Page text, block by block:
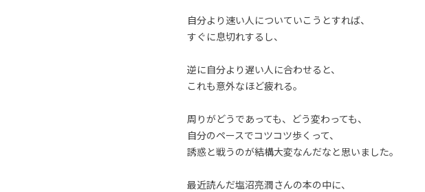
自分より速い人についていこうとすれば、
すぐに息切れするし、
逆に自分より遅い人に合わせると、
これも意外なほど疲れる。
周りがどうであっても、どう変わっても、
自分のペースでコツコツ歩くって、
誘惑と戦うのが結構大変なんだなと思いました。
最近読んだ塩沼亮潤さんの本の中に、